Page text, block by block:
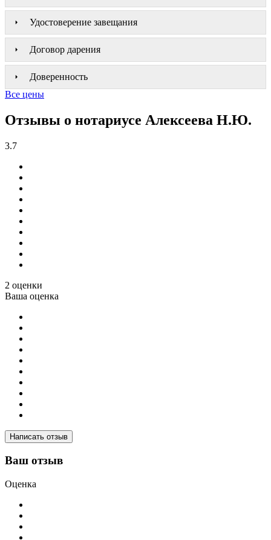
Удостоверение завещания
Договор дарения
Доверенность
Все цены
Отзывы о нотариусе Алексеева Н.Ю.
3.7
2 оценки
Ваша оценка
Написать отзыв
Ваш отзыв
Оценка